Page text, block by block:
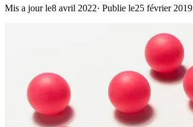
Mis a jour le8 avril 2022· Publie le25 février 2019